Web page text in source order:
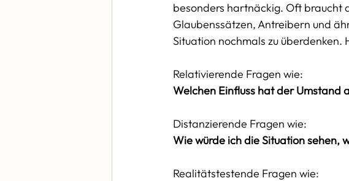
besonders hartnäckig. Oft braucht
Glaubenssätzen, Antreibern und
Situation nochmals zu
Relativierende Fragen wie:
Welchen Einfluss hat der Umstand
Distanzierende Fragen wie:
Wie würde ich die Situation sehen,
Realitätstestende Fragen wie: